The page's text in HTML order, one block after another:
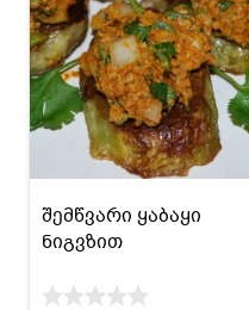
შემწვარი ყაბაყი
ნიგვზით